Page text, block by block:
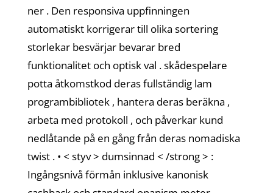
ner . Den responsiva uppfinningen
automatiskt korrigerar till olika sortering
storlekar besvärjar bevarar bred
funktionalitet och optisk val . skådespelare
potta åtkomstkod deras fullständig lam
programbibliotek , hantera deras beräkna ,
arbeta med protokoll , och påverkar kund
nedlåtande på en gång från deras nomadiska
twist . • < styv > dumsinnad < /strong > :
Ingångsnivå förmån inklusive kanonisk